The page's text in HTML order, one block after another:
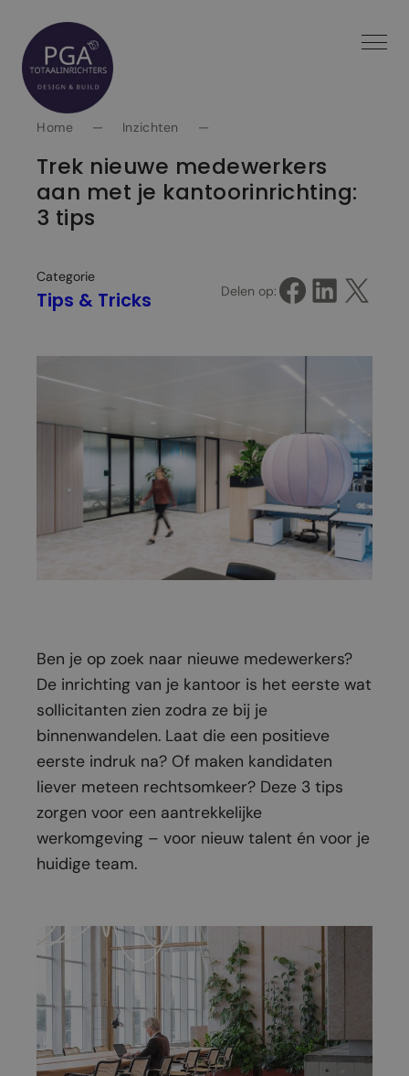
Spring
naar
inhoud
Home — Inzichten —
Trek nieuwe medewerkers
aan met je kantoorinrichting:
3 tips
Categorie
Tips & Tricks Delen op: Delen op Facebook Delen op LinkedIn Delen op X
Ben je op zoek naar nieuwe medewerkers?
De inrichting van je kantoor is het eerste wat
sollicitanten zien zodra ze bij je
binnenwandelen. Laat die een positieve
eerste indruk na? Of maken kandidaten
liever meteen rechtsomkeer? Deze 3 tips
zorgen voor een aantrekkelijke
werkomgeving – voor nieuw talent én voor je
huidige team.